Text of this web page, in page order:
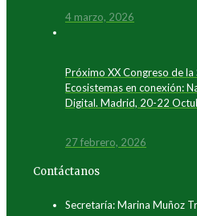
4 marzo, 2026
Próximo XX Congreso de la
Ecosistemas en conexión:
Digital. Madrid, 20-22
27 febrero, 2026
Contáctanos
Secretaría: Marina Muñoz